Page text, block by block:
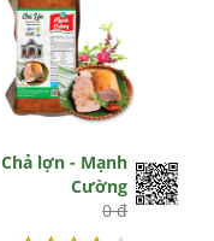
Chả lợn - Mạnh
Cường
0 đ